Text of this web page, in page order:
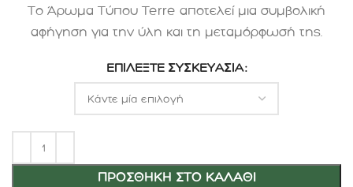
Το Άρωμα Τύπου Terre αποτελεί μια συμβολική
αφήγηση για την ύλη και τη μεταμόρφωσή της.
ΕΠΙΛΈΞΤΕ ΣΥΣΚΕΥΑΣΊΑ
ΠΡΟΣΘΉΚΗ ΣΤΟ ΚΑΛΆΘΙ